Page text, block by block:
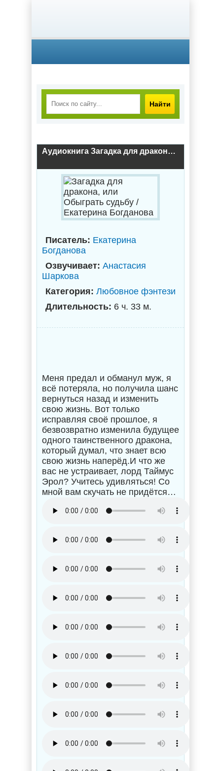
Найти
Аудиокнига Загадка для дракона, или Обыграть судьбу / Екатерина Богданова
Писатель: Екатерина
Богданова
Озвучивает: Анастасия
Шаркова
Категория: Любовное фэнтези
Длительность: 6 ч. 33 м.
Меня предал и обманул муж, я
всё потеряла, но получила шанс
вернуться назад и изменить
свою жизнь. Вот только
исправляя своё прошлое, я
безвозвратно изменила будущее
одного таинственного дракона,
который думал, что знает всю
свою жизнь наперёд.И что же
вас не устраивает, лорд Таймус
Эрол? Учитесь удивляться! Со
мной вам скучать не придётся…